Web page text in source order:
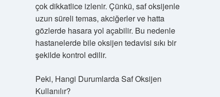
çok dikkatlice izlenir. Çünkü, saf oksijenle
uzun süreli temas, akciğerler ve hatta
gözlerde hasara yol açabilir. Bu nedenle
hastanelerde bile oksijen tedavisi sıkı bir
şekilde kontrol edilir.
Peki, Hangi Durumlarda Saf Oksijen
Kullanılır?